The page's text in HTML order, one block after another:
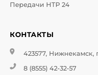
Передачи НТР 24
КОНТАКТЫ
423577, Нижнекамск,
8 (8555) 42-32-57